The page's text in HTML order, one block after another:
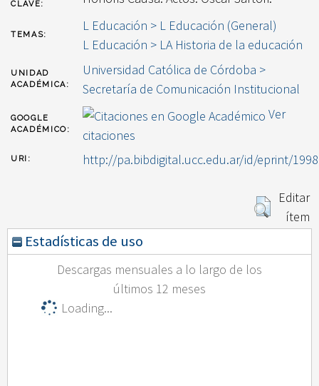
CLAVE:
TEMAS:
L Educación > L Educación (General)
L Educación > LA Historia de la educación
UNIDAD
ACADÉMICA:
Universidad Católica de Córdoba >
Secretaría de Comunicación Institucional
GOOGLE
ACADÉMICO:
Ver
citaciones
URI: http://pa.bibdigital.ucc.edu.ar/id/eprint/1998
Editar
ítem
Estadísticas de uso
Descargas mensuales a lo largo de los
últimos 12 meses
Loading...